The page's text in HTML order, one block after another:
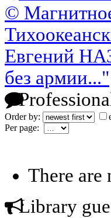
©
Евгений
без армии..."
Order by:
Per page:
There are
Library